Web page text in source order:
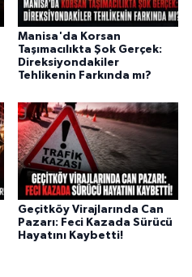
Manisa'da Korsan
Taşımacılıkta Şok Gerçek:
Direksiyondakiler
Tehlikenin Farkında mı?
Geçitköy Virajlarında Can
Pazarı: Feci Kazada Sürücü
Hayatını Kaybetti!